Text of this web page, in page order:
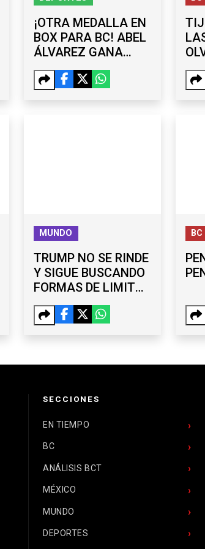
¡OTRA MEDALLA EN
BOX PARA BC! ABEL
ÁLVAREZ GANA
BRONCE EN SANTO
DOMINGO 2026
MUNDO
TRUMP NO SE RINDE
Y SIGUE BUSCANDO
FORMAS DE LIMITAR
CIUDADANÍA POR
NACIMIENTO
BC
SECCIONES
EN TIEMPO
BC
ANÁLISIS BCT
MÉXICO
MUNDO
DEPORTES